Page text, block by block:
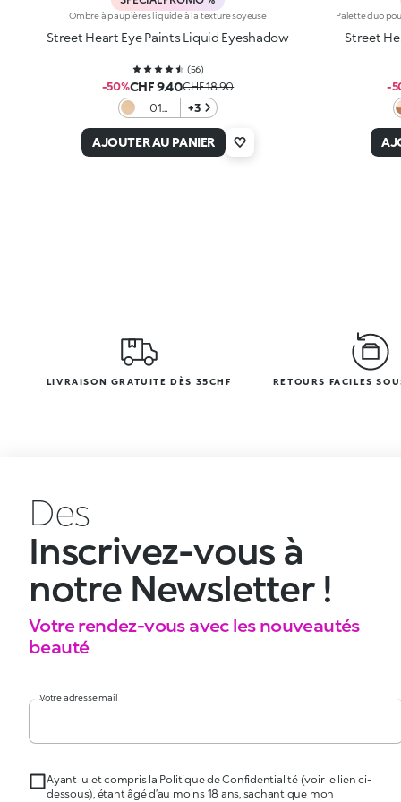
Ombre à paupières liquide à la texture soyeuse
Street Heart Eye Paints Liquid Eyeshadow
(56)
-50%CHF 9.40CHF 18.90
01
Graffiti
Gold​
+3
AJOUTER AU PANIER
Palette duo
Street
-
LIVRAISON GRATUITE DÈS 35CHF RETOURS FACILES
Des
Inscrivez-vous à
notre Newsletter !
Votre rendez-vous avec les nouveautés
beauté
Votre adresse mail
Ayant lu et compris la Politique de Confidentialité (voir le lien ci-
dessous), étant âgé d’au moins 18 ans, sachant que mon